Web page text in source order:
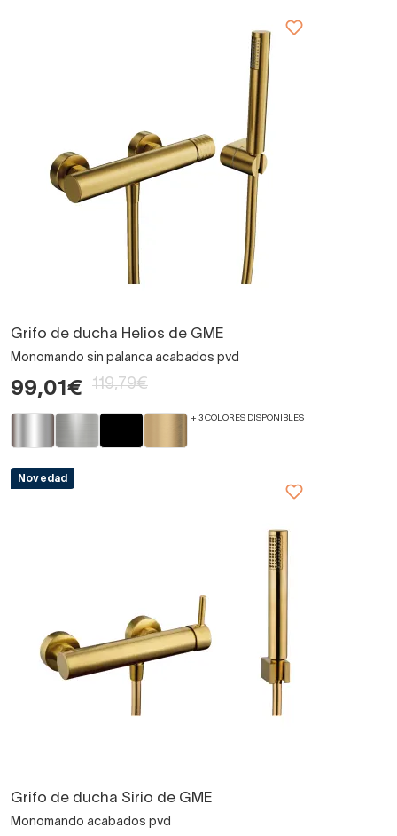
Grifo de ducha Helios de GME
Monomando sin palanca acabados pvd
99,01€ 119,79€
+ 3 COLORES DISPONIBLES
Novedad
Grifo de ducha Sirio de GME
Monomando acabados pvd